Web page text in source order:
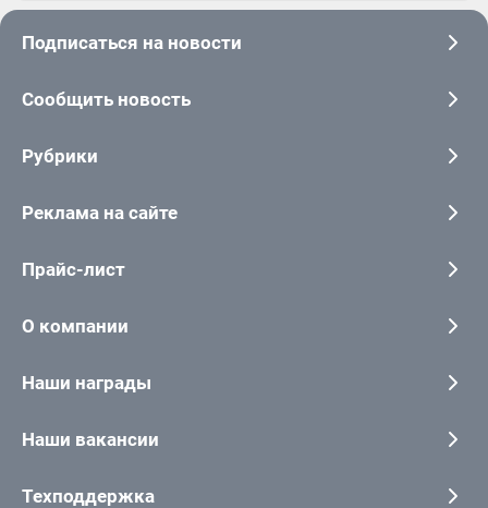
Подписаться на новости
Сообщить новость
Рубрики
Реклама на сайте
Прайс-лист
О компании
Наши награды
Наши вакансии
Техподдержка